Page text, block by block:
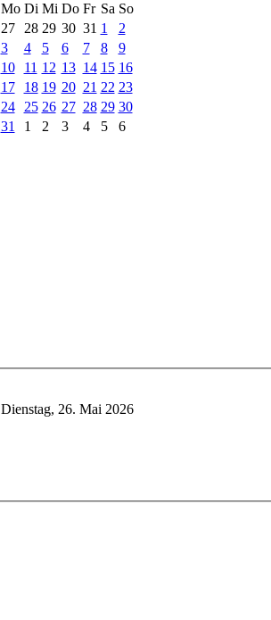
Mo Di Mi Do Fr Sa So
27
28 29 30 31 1
2
3
4 5 6 7 8
9
10
11 12 13 14 15 16
17
18 19 20 21 22 23
24
25 26 27 28 29 30
31
1 2 3 4 5 6
Dienstag, 26. Mai 2026